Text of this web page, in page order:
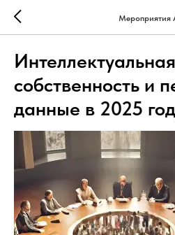
Мероприятия
Интеллектуальная
собственность и
данные в 2025